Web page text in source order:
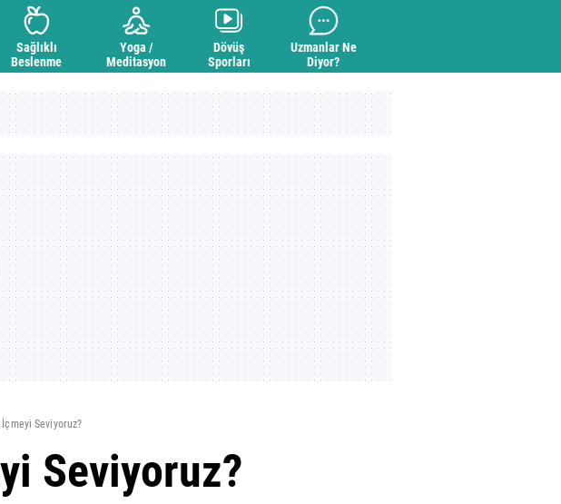
Sağlıklı
Beslenme
Yoga /
Meditasyon
Dövüş
Sporları
Uzmanlar Ne
Diyor?
İçmeyi Seviyoruz?
Seviyoruz?